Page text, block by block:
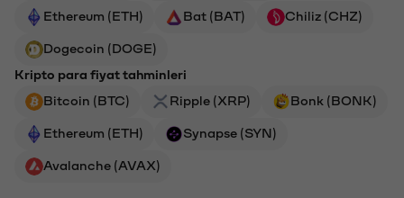
Ethereum (ETH) Bat (BAT) Chiliz (CHZ)
Dogecoin (DOGE)
Kripto para fiyat tahminleri
Bitcoin (BTC)
Ripple (XRP) Bonk (BONK)
Ethereum (ETH) Synapse (SYN)
Avalanche (AVAX)